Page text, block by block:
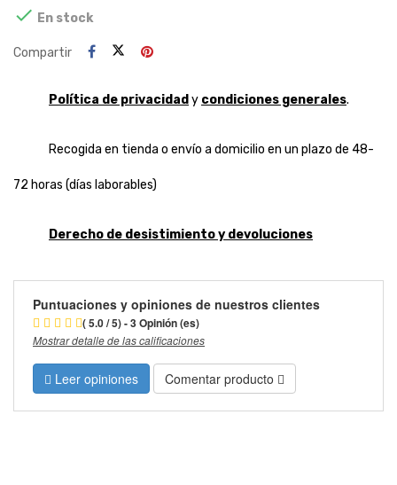
 En stock
Compartir
Política de privacidad y condiciones generales.
Recogida en tienda o envío a domicilio en un plazo de 48-
72 horas (días laborables)
Derecho de desistimiento y devoluciones
Puntuaciones y opiniones de nuestros clientes
( 5.0 / 5) - 3 Opinión (es)
Mostrar detalle de las calificaciones
Leer opiniones Comentar producto